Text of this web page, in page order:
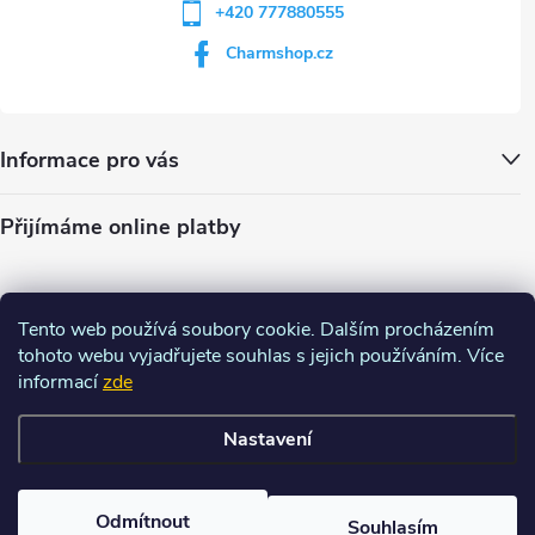
Tento web používá soubory cookie. Dalším procházením
tohoto webu vyjadřujete souhlas s jejich používáním. Více
informacízde
Nastavení
Odmítnout Souhlasím
+420 777880555
Charmshop.cz
Informace pro vás
Přijímáme online platby
nastavení cookies